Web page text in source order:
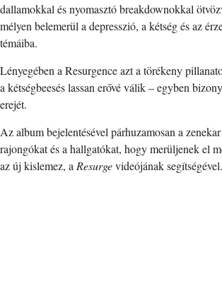
dallamokkal és nyomasztó breakdownokkal
mélyen belemerül a depresszió, a kétség és az
témáiba.
Lényegében a Resurgence azt a törékeny
a kétségbeesés lassan erővé válik – egyben
erejét.
Az album bejelentésével párhuzamosan a
rajongókat és a hallgatókat, hogy merüljenek el
az új kislemez, a Resurgevideójának segítségével.